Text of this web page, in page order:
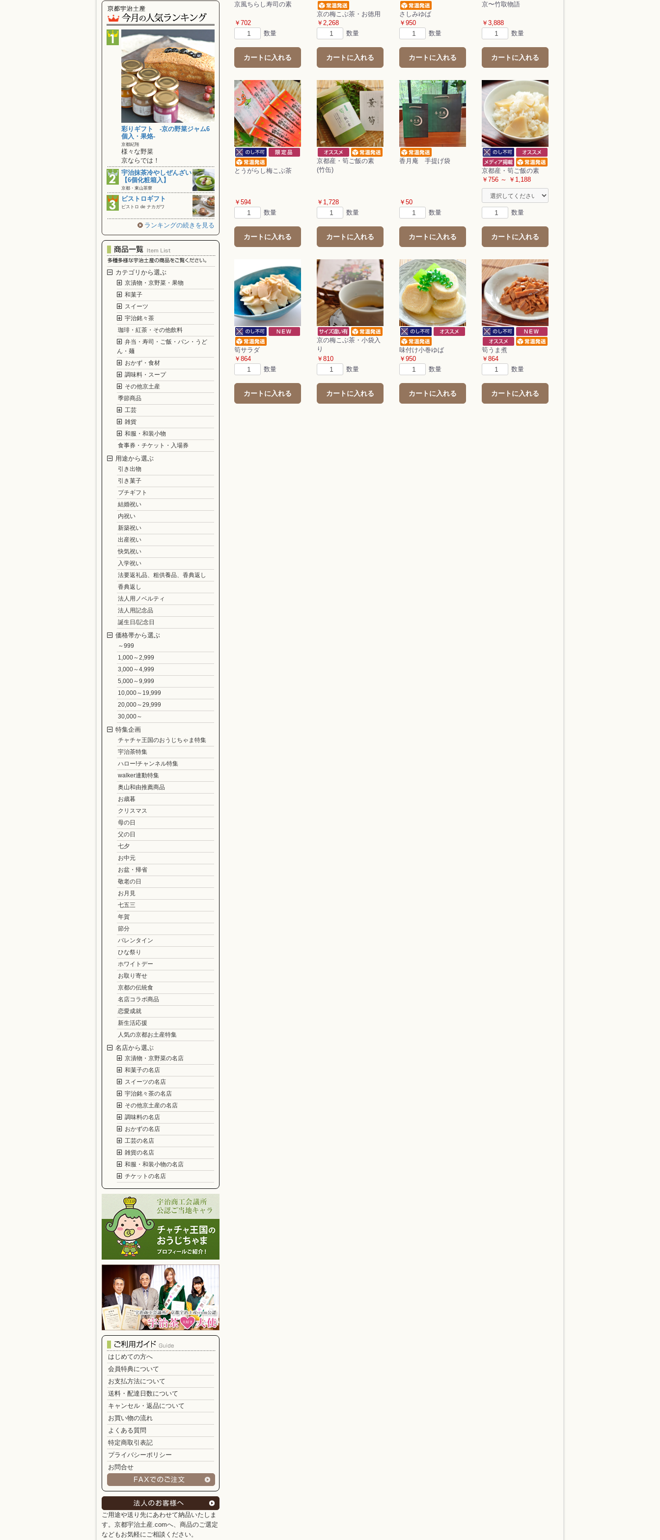
彩りギフト ‐京の野菜ジャム6
個入・果烙‐
京都紀翔
様々な野菜
京ならでは！
宇治抹茶冷やしぜんざい
【6個化粧箱入】
京都・東山茶寮
ビストロギフト
ビストロ de ナカガワ
ランキングの続きを見る
カテゴリから選ぶ
京漬物・京野菜・果物
和菓子
スイーツ
宇治銘々茶
珈琲・紅茶・その他飲料
弁当・寿司・ご飯・パン・うど
ん・麺
おかず・食材
調味料・スープ
その他京土産
季節商品
工芸
雑貨
和服・和装小物
食事券・チケット・入場券
用途から選ぶ
引き出物
引き菓子
プチギフト
結婚祝い
内祝い
新築祝い
出産祝い
快気祝い
入学祝い
法要返礼品、粗供養品、香典返し
香典返し
法人用ノベルティ
法人用記念品
誕生日/記念日
価格帯から選ぶ
～999
1,000～2,999
3,000～4,999
5,000～9,999
10,000～19,999
20,000～29,999
30,000～
特集企画
チャチャ王国のおうじちゃま特集
宇治茶特集
ハロー!チャンネル特集
walker連動特集
奥山和由推薦商品
お歳暮
クリスマス
母の日
父の日
七夕
お中元
お盆・帰省
敬老の日
お月見
七五三
年賀
節分
バレンタイン
ひな祭り
ホワイトデー
お取り寄せ
京都の伝統食
名店コラボ商品
恋愛成就
新生活応援
人気の京都お土産特集
名店から選ぶ
京漬物・京野菜の名店
和菓子の名店
スイーツの名店
宇治銘々茶の名店
その他京土産の名店
調味料の名店
おかずの名店
工芸の名店
雑貨の名店
和服・和装小物の名店
チケットの名店
はじめての方へ
会員特典について
お支払方法について
送料・配達日数について
キャンセル・返品について
お買い物の流れ
よくある質問
特定商取引表記
プライバシーポリシー
お問合せ
ご用途や送り先にあわせて納品いたしま
す。京都宇治土産.comへ、商品のご選定
などもお気軽にご相談ください。
京風ちらし寿司の素
￥702
数量
カートに入れる
京の梅こぶ茶・お徳用
￥2,268
数量
カートに入れる
さしみゆば
￥950
数量
カートに入れる
京〜竹取物語
￥3,888
数量
カートに入れる
とうがらし梅こぶ茶
￥594
数量
カートに入れる
京都産・筍ご飯の素
(竹缶)
￥1,728
数量
カートに入れる
香月庵 手提げ袋
￥50
数量
カートに入れる
京都産・筍ご飯の素
￥756 ～ ￥1,188
数量
カートに入れる
筍サラダ
￥864
数量
カートに入れる
京の梅こぶ茶・小袋入
り
￥810
数量
カートに入れる
味付け小巻ゆば
￥950
数量
カートに入れる
筍うま煮
￥864
数量
カートに入れる